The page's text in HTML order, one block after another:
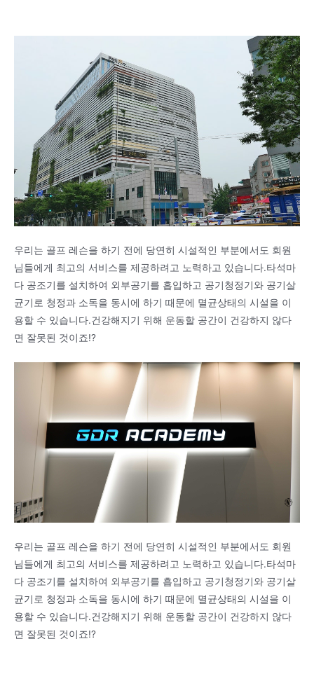
우리는 골프 레슨을 하기 전에 당연히 시설적인 부분에서도 회원
님들에게 최고의 서비스를 제공하려고 노력하고 있습니다.타석마
다 공조기를 설치하여 외부공기를 흡입하고 공기청정기와 공기살
균기로 청정과 소독을 동시에 하기 때문에 멸균상태의 시설을 이
용할 수 있습니다.건강해지기 위해 운동할 공간이 건강하지 않다
면 잘못된 것이죠!?
우리는 골프 레슨을 하기 전에 당연히 시설적인 부분에서도 회원
님들에게 최고의 서비스를 제공하려고 노력하고 있습니다.타석마
다 공조기를 설치하여 외부공기를 흡입하고 공기청정기와 공기살
균기로 청정과 소독을 동시에 하기 때문에 멸균상태의 시설을 이
용할 수 있습니다.건강해지기 위해 운동할 공간이 건강하지 않다
면 잘못된 것이죠!?